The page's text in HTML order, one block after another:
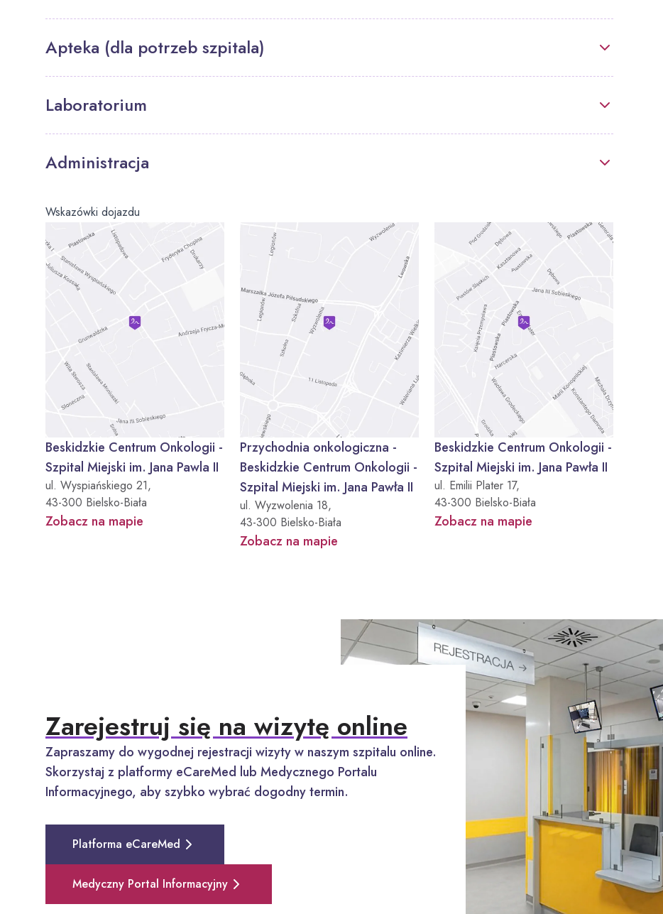
Apteka (dla potrzeb szpitala)
Laboratorium
Administracja
Wskazówki dojazdu
Beskidzkie Centrum Onkologii -
Szpital Miejski im. Jana Pawla II
ul. Wyspiańskiego 21,
43-300 Bielsko-Biała
Zobacz na mapie
Przychodnia onkologiczna -
Beskidzkie Centrum Onkologii -
Szpital Miejski im. Jana Pawła II
ul. Wyzwolenia 18,
43-300 Bielsko-Biała
Zobacz na mapie
Beskidzkie Centrum Onkologii -
Szpital Miejski im. Jana Pawła II
ul. Emilii Plater 17,
43-300 Bielsko-Biała
Zobacz na mapie
Zarejestruj się na wizytę online
Zapraszamy do wygodnej rejestracji wizyty w naszym szpitalu online.
Skorzystaj z platformy eCareMed lub Medycznego Portalu
Informacyjnego, aby szybko wybrać dogodny termin.
Platforma eCareMed
Medyczny Portal Informacyjny